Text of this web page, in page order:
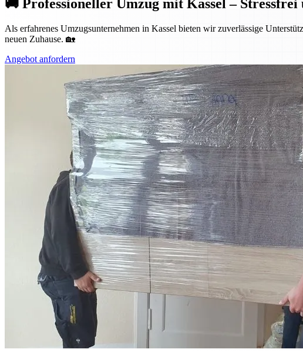
🚚 Professioneller Umzug mit Kassel – Stressfrei
Als erfahrenes Umzugsunternehmen in Kassel bieten wir zuverlässige
neuen Zuhause. 🏡
Angebot anfordern